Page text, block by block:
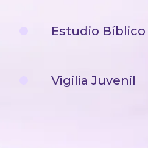
Estudio Bíblico
Vigilia Juvenil